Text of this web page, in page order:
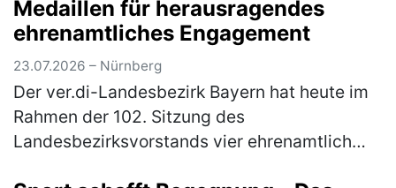
Medaillen für herausragendes
ehrenamtliches Engagement
23.07.2026 – Nürnberg
Der ver.di-Landesbezirk Bayern hat heute im
Rahmen der 102. Sitzung des
Landesbezirksvorstands vier ehrenamtlich